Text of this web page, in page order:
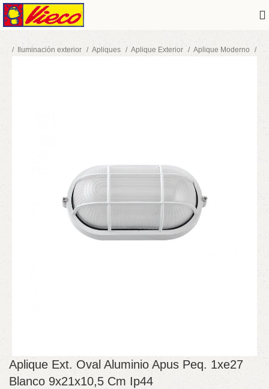
Iluminación exterior Apliques Aplique Exterior Aplique Moderno
Aplique Ext. Oval Aluminio Apus Peq. 1xe27
Blanco 9x21x10,5 Cm Ip44